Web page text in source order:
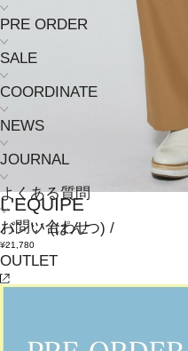
PRE ORDER
SALE
COORDINATE
NEWS
JOURNAL
よくある質問
お問い合わせ
OUTLET
L'EQUIPE
パンツ(ぱんつ) /
¥21,780